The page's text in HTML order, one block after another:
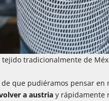
tejido tradicionalmente de
de que pudiéramos pensar en
a austria y rápidamente